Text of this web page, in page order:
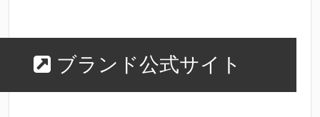
ブランド公式サイト